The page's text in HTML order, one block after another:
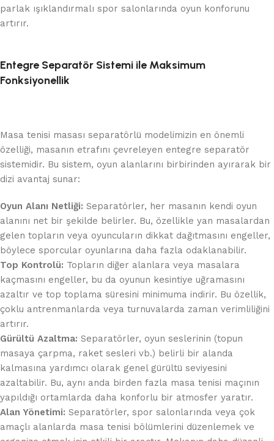
parlak ışıklandırmalı spor salonlarında oyun konforunu
artırır.
Entegre Separatör Sistemi ile Maksimum
Fonksiyonellik
Masa tenisi masası separatörlü modelimizin en önemli
özelliği, masanın etrafını çevreleyen entegre separatör
sistemidir. Bu sistem, oyun alanlarını birbirinden ayırarak bir
dizi avantaj sunar:
Oyun Alanı Netliği: Separatörler, her masanın kendi oyun
alanını net bir şekilde belirler. Bu, özellikle yan masalardan
gelen topların veya oyuncuların dikkat dağıtmasını engeller,
böylece sporcular oyunlarına daha fazla odaklanabilir.
Top Kontrolü: Topların diğer alanlara veya masalara
kaçmasını engeller, bu da oyunun kesintiye uğramasını
azaltır ve top toplama süresini minimuma indirir. Bu özellik,
çoklu antrenmanlarda veya turnuvalarda zaman verimliliğini
artırır.
Gürültü Azaltma: Separatörler, oyun seslerinin (topun
masaya çarpma, raket sesleri vb.) belirli bir alanda
kalmasına yardımcı olarak genel gürültü seviyesini
azaltabilir. Bu, aynı anda birden fazla masa tenisi maçının
yapıldığı ortamlarda daha konforlu bir atmosfer yaratır.
Alan Yönetimi: Separatörler, spor salonlarında veya çok
amaçlı alanlarda masa tenisi bölümlerini düzenlemek ve